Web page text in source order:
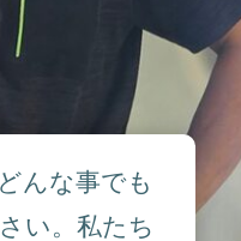
んな事でも
い。私たち